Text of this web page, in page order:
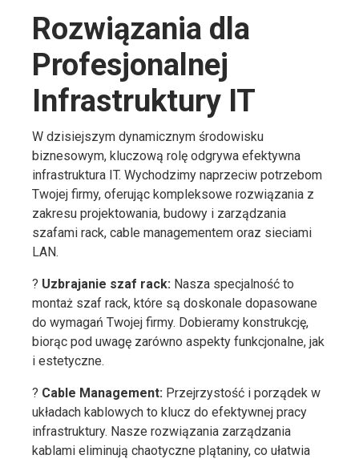
Rozwiązania dla
Profesjonalnej
Infrastruktury IT
W dzisiejszym dynamicznym środowisku
biznesowym, kluczową rolę odgrywa efektywna
infrastruktura IT. Wychodzimy naprzeciw potrzebom
Twojej firmy, oferując kompleksowe rozwiązania z
zakresu projektowania, budowy i zarządzania
szafami rack, cable managementem oraz sieciami
LAN.
? Uzbrajanie szaf rack: Nasza specjalność to
montaż szaf rack, które są doskonale dopasowane
do wymagań Twojej firmy. Dobieramy konstrukcję,
biorąc pod uwagę zarówno aspekty funkcjonalne, jak
i estetyczne.
? Cable Management: Przejrzystość i porządek w
układach kablowych to klucz do efektywnej pracy
infrastruktury. Nasze rozwiązania zarządzania
kablami eliminują chaotyczne plątaniny, co ułatwia